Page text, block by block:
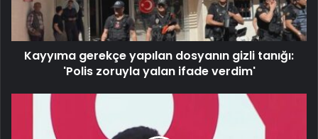
Kayyıma gerekçe yapılan dosyanın gizli tanığı:
'Polis zoruyla yalan ifade verdim'